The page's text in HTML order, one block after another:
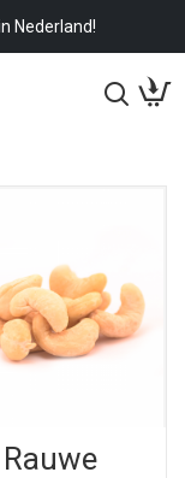
Nederland!
Rauwe